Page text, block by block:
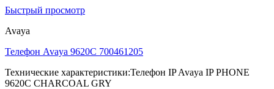
Быстрый просмотр
Avaya
Телефон Avaya 9620C 700461205
Технические характеристики:Телефон IP Avaya IP PHONE
9620C CHARCOAL GRY